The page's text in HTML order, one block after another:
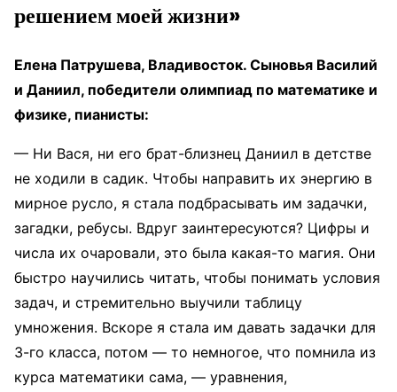
решением моей жизни»
Елена Патрушева, Владивосток. Сыновья Василий
и Даниил, победители олимпиад по математике и
физике, пианисты:
— Ни Вася, ни его брат-близнец Даниил в детстве
не ходили в садик. Чтобы направить их энергию в
мирное русло, я стала подбрасывать им задачки,
загадки, ребусы. Вдруг заинтересуются? Цифры и
числа их очаровали, это была какая-то магия. Они
быстро научились читать, чтобы понимать условия
задач, и стремительно выучили таблицу
умножения. Вскоре я стала им давать задачки для
3-го класса, потом — то немногое, что помнила из
курса математики сама, — уравнения,